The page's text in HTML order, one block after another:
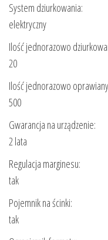
System dziurkowania:
elektryczny
Ilość jednorazowo
20
Ilość jednorazowo
500
Gwarancja na urządzenie:
2 lata
Regulacja marginesu:
tak
Pojemnik na ścinki:
tak